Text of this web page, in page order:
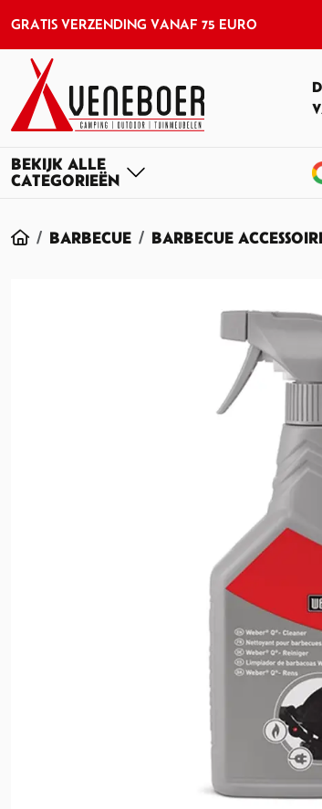
GRATIS VERZENDING VANAF 75 EURO
HOMEBARBECUE BARBECUE